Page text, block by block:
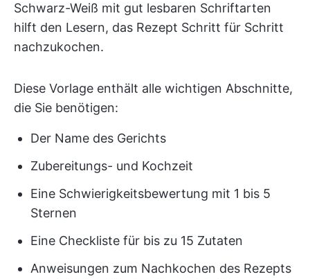
Schwarz-Weiß mit gut lesbaren Schriftarten
hilft den Lesern, das Rezept Schritt für Schritt
nachzukochen.
Diese Vorlage enthält alle wichtigen Abschnitte,
die Sie benötigen:
Der Name des Gerichts
Zubereitungs- und Kochzeit
Eine Schwierigkeitsbewertung mit 1 bis 5
Sternen
Eine Checkliste für bis zu 15 Zutaten
Anweisungen zum Nachkochen des Rezepts